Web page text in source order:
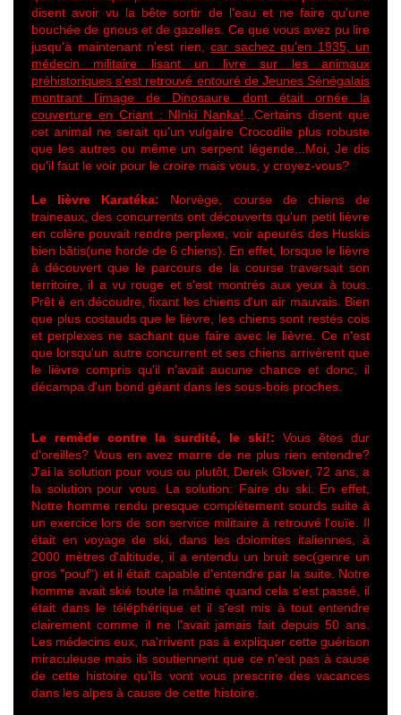
disent avoir vu la bête sortir de l'eau et ne faire qu'une
bouchée de gnous et de gazelles. Ce que vous avez pu lire
jusqu'à maintenant n'est rien, car sachez qu'en 1935, un
médecin militaire lisant un livre sur les animaux
préhistoriques s'est retrouvé entouré de Jeunes Sénégalais
montrant l'image de Dinosaure dont était ornée la
couverture en Criant : NInki Nanka! ...Certains disent que
cet animal ne serait qu'un vulgaire Crocodile plus robuste
que les autres ou même un serpent légende...Moi, Je dis
qu'il faut le voir pour le croire mais vous, y croyez-vous?
Le lièvre Karatéka: Norvège, course de chiens de
traineaux, des concurrents ont découverts qu'un petit lièvre
en colère pouvait rendre perplexe, voir apeurés des Huskis
bien bâtis(une horde de 6 chiens). En effet, lorsque le lièvre
à découvert que le parcours de la course traversait son
territoire, il a vu rouge et s'est montrés aux yeux à tous.
Prêt è en découdre, fixant les chiens d'un air mauvais. Bien
que plus costauds que le lièvre, les chiens sont restés cois
et perplexes ne sachant que faire avec le lièvre. Ce n'est
que lorsqu'un autre concurrent et ses chiens arrivèrent que
le lièvre compris qu'il n'avait aucune chance et donc, il
décampa d'un bond géant dans les sous-bois proches.
Le remède contre la surdité, le ski!: Vous êtes dur
d'oreilles? Vous en avez marre de ne plus rien entendre?
J'ai la solution pour vous ou plutôt, Derek Glover, 72 ans, a
la solution pour vous. La solution: Faire du ski. En effet,
Notre homme rendu presque complètement sourds suite à
un exercice lors de son service militaire à retrouvé l'ouïe. Il
était en voyage de ski, dans les dolomites italiennes, à
2000 mètres d'altitude, il a entendu un bruit sec(genre un
gros "pouf") et il était capable d'entendre par la suite. Notre
homme avait skié toute la mâtiné quand cela s'est passé, il
était dans le téléphérique et il s'est mis à tout entendre
clairement comme il ne l'avait jamais fait depuis 50 ans.
Les médecins eux, na'rrivent pas à expliquer cette guérison
miraculeuse mais ils soutiennent que ce n'est pas à cause
de cette histoire qu'ils vont vous prescrire des vacances
dans les alpes à cause de cette histoire.